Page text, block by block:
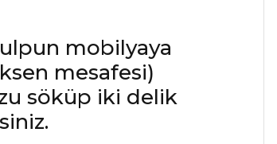
mobilyaya
mesafesi)
söküp iki delik